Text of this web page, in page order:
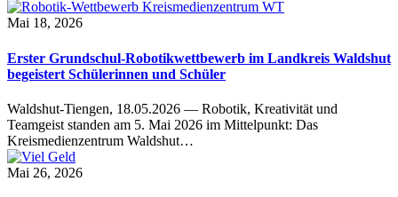
Mai 18, 2026
Erster Grundschul-Robotikwettbewerb im Landkreis Waldshut
begeistert Schülerinnen und Schüler
Waldshut-Tiengen, 18.05.2026 — Robotik, Kreativität und
Teamgeist standen am 5. Mai 2026 im Mittelpunkt: Das
Kreismedienzentrum Waldshut…
Mai 26, 2026